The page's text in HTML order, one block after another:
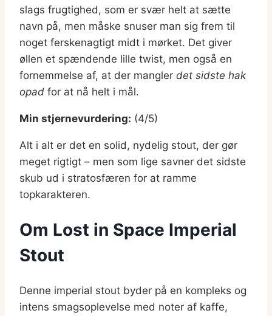
slags frugtighed, som er svær helt at sætte
navn på, men måske snuser man sig frem til
noget ferskenagtigt midt i mørket. Det giver
øllen et spændende lille twist, men også en
fornemmelse af, at der mangler det sidste hak
opad for at nå helt i mål.
Min stjernevurdering: (4/5)
Alt i alt er det en solid, nydelig stout, der gør
meget rigtigt – men som lige savner det sidste
skub ud i stratosfæren for at ramme
topkarakteren.
Om Lost in Space Imperial
Stout
Denne imperial stout byder på en kompleks og
intens smagsoplevelse med noter af kaffe,